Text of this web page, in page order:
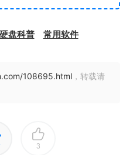
硬盘科普 常用软件
108695.html ，转载请
3